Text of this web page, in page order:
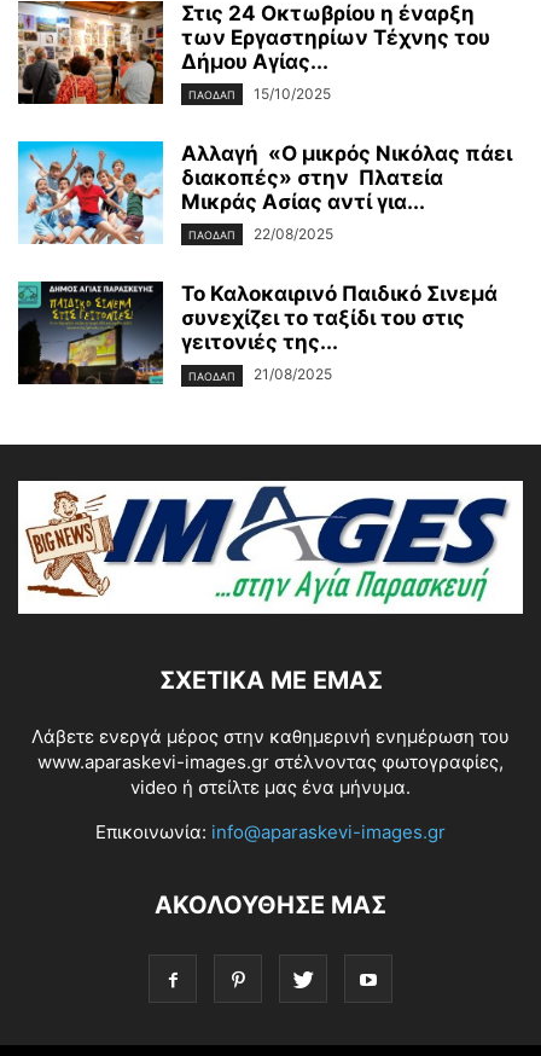
Στις 24 Οκτωβρίου η έναρξη
των Εργαστηρίων Τέχνης του
Δήμου Αγίας...
ΠΑΟΔΑΠ 15/10/2025
Αλλαγή «Ο μικρός Νικόλας πάει
διακοπές» στην Πλατεία
Μικράς Ασίας αντί για...
ΠΑΟΔΑΠ 22/08/2025
Το Καλοκαιρινό Παιδικό Σινεμά
συνεχίζει το ταξίδι του στις
γειτονιές της...
ΠΑΟΔΑΠ 21/08/2025
ΣΧΕΤΙΚΆ ΜΕ ΕΜΆΣ
Λάβετε ενεργά μέρος στην καθημερινή ενημέρωση του
www.aparaskevi-images.gr στέλνοντας φωτογραφίες,
video ή στείλτε μας ένα μήνυμα.
Επικοινωνία: info@aparaskevi-images.gr
ΑΚΟΛΟΥΘΗΣΕ ΜΑΣ